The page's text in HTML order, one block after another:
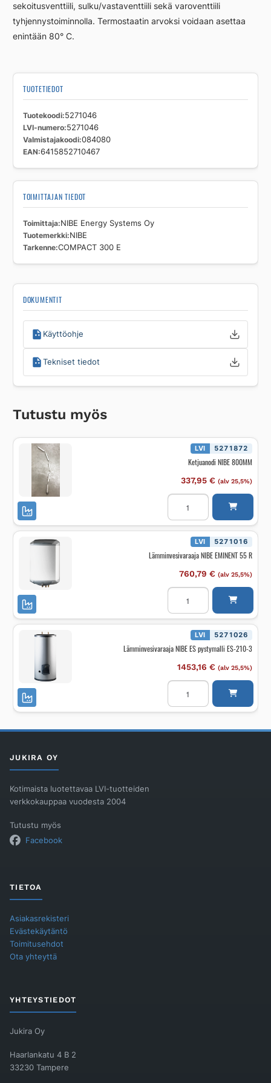
sekoitusventtiili, sulku/vastaventtiili sekä varoventtiili
tyhjennystoiminnolla. Termostaatin arvoksi voidaan asettaa
enintään 80° C.
TUOTETIEDOT
Tuotekoodi 5271046
LVI-numero 5271046
Valmistajakoodi 084080
EAN 6415852710467
TOIMITTAJAN TIEDOT
Toimittaja NIBE Energy Systems Oy
Tuotemerkki NIBE
Tarkenne COMPACT 300 E
DOKUMENTIT
Käyttöohje
Tekniset tiedot
Tutustu myös
LVI 5271872
Ketjuanodi NIBE 800MM
337,95 € (alv 25,5%)
Ketjuanodi
800MM
määrä
LVI 5271016
Lämminvesivaraaja NIBE EMINENT 55 R
760,79 € (alv 25,5%)
Lämminvesivaraaja
EMINENT
55
R
määrä LVI 5271026
Lämminvesivaraaja NIBE ES pystymalli ES-210-3
1453,16 € (alv 25,5%)
Lämminvesivaraaja
pystymalli
3
JUKIRA OY
Kotimaista luotettavaa LVI-tuotteiden
verkkokauppaa vuodesta 2004
Tutustu myös
Facebook
TIETOA
Asiakasrekisteri
Evästekäytäntö
Toimitusehdot
Ota yhteyttä
YHTEYSTIEDOT
Jukira Oy
Haarlankatu 4 B 2
33230 Tampere